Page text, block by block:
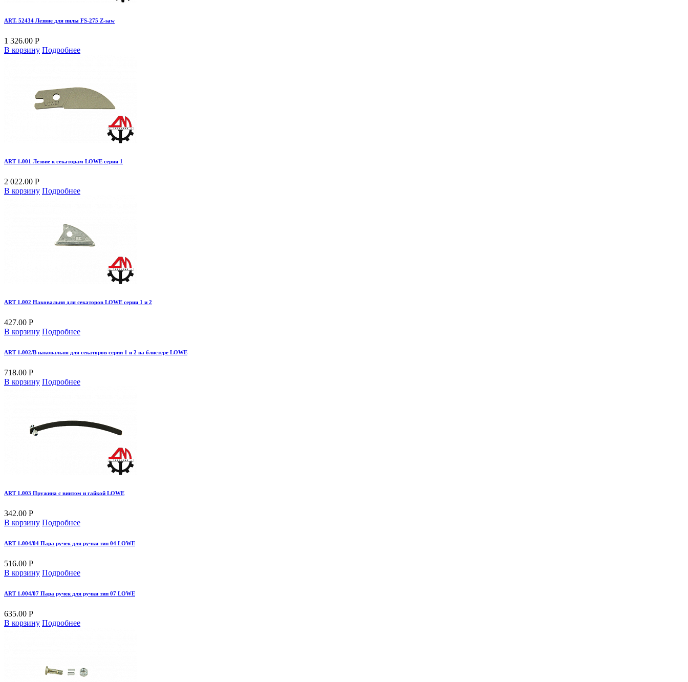
ART. 52434 Лезвие для пилы FS-275 Z-saw
1 326.00 Р
В корзину Подробнее
ART 1.001 Лезвие к секаторам LOWE серии 1
2 022.00 Р
В корзину Подробнее
ART 1.002 Наковальня для секаторов LOWE серии 1 и 2
427.00 Р
В корзину Подробнее
ART 1.002/B наковальня для секаторов серии 1 и 2 на блистере LOWE
718.00 Р
В корзину Подробнее
ART 1.003 Пружина с винтом и гайкой LOWE
342.00 Р
В корзину Подробнее
ART 1.004/04 Пара ручек для ручки тип 04 LOWE
516.00 Р
В корзину Подробнее
ART 1.004/07 Пара ручек для ручки тип 07 LOWE
635.00 Р
В корзину Подробнее